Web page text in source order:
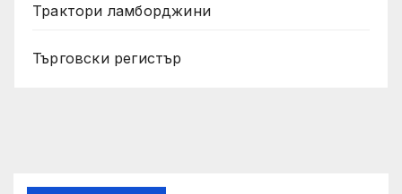
Трактори ламборджини
Търговски регистър